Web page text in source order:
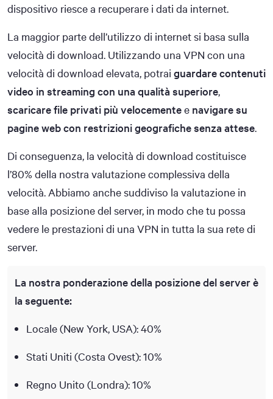
dispositivo riesce a recuperare i dati da internet.
La maggior parte dell’utilizzo di internet si basa sulla
velocità di download. Utilizzando una VPN con una
velocità di download elevata, potrai guardare contenuti
video in streaming con una qualità superiore,
scaricare file privati più velocementee navigare su
pagine web con restrizioni geografiche senza attese.
Di conseguenza, la velocità di download costituisce
l’80% della nostra valutazione complessiva della
velocità. Abbiamo anche suddiviso la valutazione in
base alla posizione del server, in modo che tu possa
vedere le prestazioni di una VPN in tutta la sua rete di
server.
La nostra ponderazione della posizione del server è
la seguente:
Locale (New York, USA): 40%
Stati Uniti (Costa Ovest): 10%
Regno Unito (Londra): 10%